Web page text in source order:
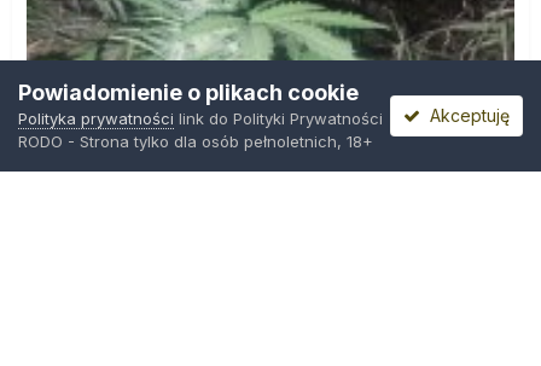
Powiadomienie o plikach cookie
Polityka prywatności link do Polityki Prywatności
RODO - Strona tylko dla osób pełnoletnich, 18+
Akceptuję